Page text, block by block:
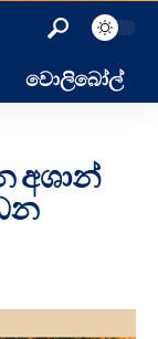
වොලිබෝල්
අශාන්